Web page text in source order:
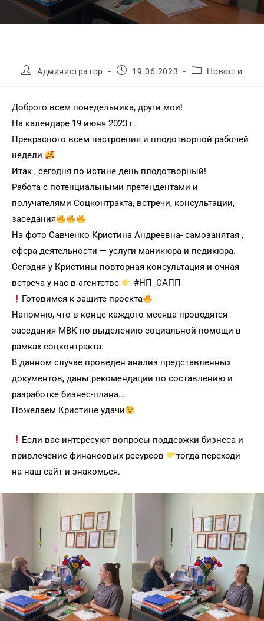
Администратор 19.06.2023 Новости
Доброго всем понедельника, други мои!
На календаре 19 июня 2023 г.
Прекрасного всем настроения и плодотворной рабочей
недели
Итак , сегодня по истине день плодотворный!
Работа с потенциальными претендентами и
получателями Соцконтракта, встречи, консультации,
заседания
На фото Савченко Кристина Андреевна- самозанятая ,
сфера деятельности — услуги маникюра и педикюра.
Сегодня у Кристины повторная консультация и очная
встреча у нас в агентстве
#НП_САПП
Готовимся к защите проекта
Напомню, что в конце каждого месяца проводятся
заседания МВК по выделению социальной помощи в
рамках соцконтракта.
В данном случае проведен анализ представленных
документов, даны рекомендации по составлению и
разработке бизнес-плана…
Пожелаем Кристине удачи
Если вас интересуют вопросы поддержки бизнеса и
привлечение финансовых ресурсов
тогда переходи
на наш сайт и знакомься.